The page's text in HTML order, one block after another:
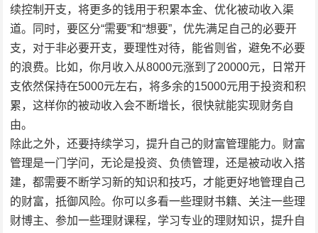
续控制开支，将更多的钱用于积累本金、优化被动收入渠
道。同时，要区分“需要”和“想要”，优先满足自己的必要开
支，对于非必要开支，要理性对待，能省则省，避免不必要
的浪费。比如，你月收入从8000元涨到了20000元，日常开
支依然保持在5000元左右，将多余的15000元用于投资和积
累，这样你的被动收入会不断增长，很快就能实现财务自
由。
除此之外，还要持续学习，提升自己的财富管理能力。财富
管理是一门学问，无论是投资、负债管理，还是被动收入搭
建，都需要不断学习新的知识和技巧，才能更好地管理自己
的财富，抵御风险。你可以多看一些理财书籍、关注一些理
财博主、参加一些理财课程，学习专业的理财知识，提升自